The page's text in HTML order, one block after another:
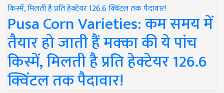
Pusa Corn Varieties: कम समय में
तैयार हो जाती हैं मक्का की ये पांच
किस्में, मिलती है प्रति हेक्टेयर 126.6
क्विंटल तक पैदावार!